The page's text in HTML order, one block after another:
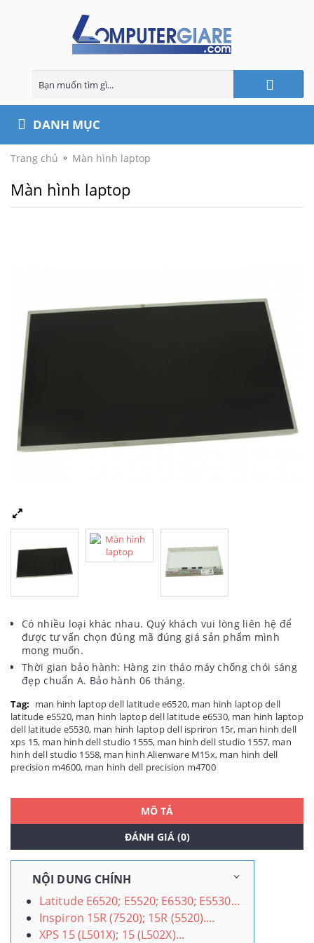
DANH MỤC
Trang chủ Màn hình laptop
Màn hình laptop
Có nhiều loại khác nhau. Quý khách vui lòng liên hệ để
được tư vấn chọn đúng mã đúng giá sản phẩm mình
mong muốn.
Thời gian bảo hành: Hàng zin tháo máy chống chói sáng
đẹp chuẩn A. Bảo hành 06 tháng.
Tag: man hinh laptop dell latitude e6520, man hinh laptop dell
latitude e5520, man hinh laptop dell latitude e6530, man hinh laptop
dell latitude e5530, man hinh laptop dell ispriron 15r, man hinh dell
xps 15, man hinh dell studio 1555, man hinh dell studio 1557, man
hinh dell studio 1558, man hinh Alienware M15x, man hinh dell
precision m4600, man hinh dell precision m4700
MÔ TẢ
ĐÁNH GIÁ (0)
NỘI DUNG CHÍNH
Latitude E6520; E5520; E6530; E5530...
Inspiron 15R (7520); 15R (5520)....
XPS 15 (L501X); 15 (L502X)...